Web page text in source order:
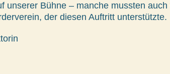
unserer Bühne – manche mussten
der diesen Auftritt unterstützte.